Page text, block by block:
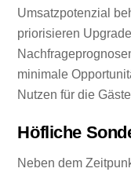
Umsatzpotenzial
priorisieren
minimale
Nutzen für die
Höfliche
Neben dem